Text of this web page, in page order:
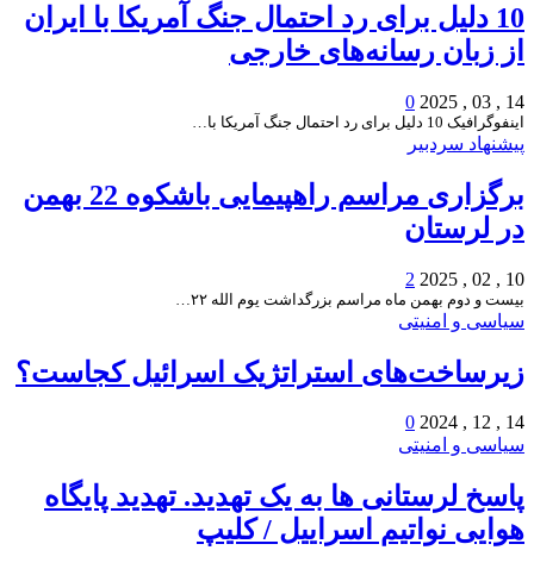
10 دلیل برای رد احتمال جنگ آمریکا با ایران
از زبان رسانه‌های خارجی
14 , 03 , 2025
0
اینفوگرافیک 10 دلیل برای رد احتمال جنگ آمریکا با…
پیشنهاد سردبیر
برگزاری مراسم راهپیمایی باشکوه 22 بهمن
در لرستان
10 , 02 , 2025
2
بیست و دوم بهمن ماه مراسم بزرگداشت یوم الله ۲۲…
سیاسی و امنیتی
زیرساخت‌های استراتژیک اسرائیل کجاست؟
14 , 12 , 2024
0
سیاسی و امنیتی
پاسخ لرستانی ها به یک تهدید. تهدید پایگاه
هوایی نواتیم اسراییل / کلیپ